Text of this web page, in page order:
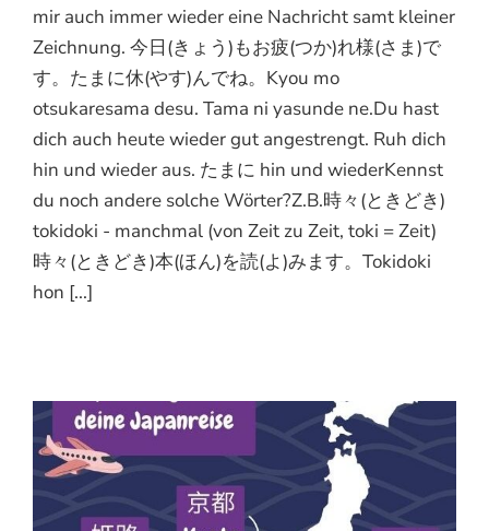
mir auch immer wieder eine Nachricht samt kleiner
Zeichnung. 今日(きょう)もお疲(つか)れ様(さま)で
す。たまに休(やす)んでね。Kyou mo
otsukaresama desu. Tama ni yasunde ne.Du hast
dich auch heute wieder gut angestrengt. Ruh dich
hin und wieder aus. たまに hin und wiederKennst
du noch andere solche Wörter?Z.B.時々(ときどき)
tokidoki - manchmal (von Zeit zu Zeit, toki = Zeit)
時々(ときどき)本(ほん)を読(よ)みます。Tokidoki
hon [...]